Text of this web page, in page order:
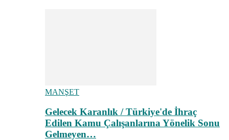
MANŞET
Gelecek Karanlık / Türkiye'de İhraç
Edilen Kamu Çalışanlarına Yönelik Sonu
Gelmeyen…